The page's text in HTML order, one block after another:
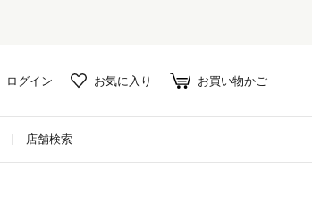
ログイン お気に入り お買い物かご
店舗検索